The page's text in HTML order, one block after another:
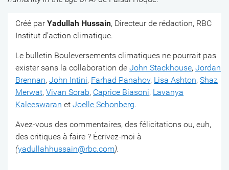
Créé parYadullah Hussain, Directeur de rédaction, RBC
Institut d’action climatique.
Le bulletin Bouleversements climatiques ne pourrait pas
exister sans la collaboration de John Stackhouse, Jordan
Brennan, John Intini, Farhad Panahov, Lisa Ashton, Shaz
Merwat, Vivan Sorab, Caprice Biasoni, Lavanya
Kaleeswaran et Joelle Schonberg.
Avez-vous des commentaires, des félicitations ou, euh,
des critiques à faire ? Écrivez-moi à
(yadullahhussain@rbc.com).